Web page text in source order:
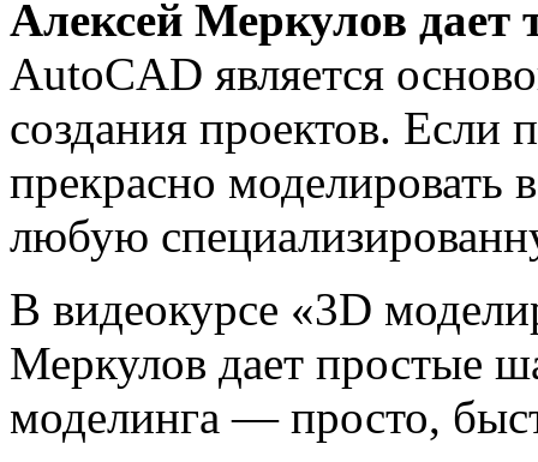
Алексей Меркулов дает
AutoCAD является
создания проектов. Если
прекрасно моделировать
любую
В видеокурсе «3D
Меркулов дает простые
моделинга — просто,